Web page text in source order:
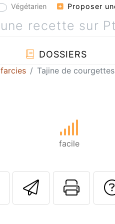
Végétarien Proposer
DOSSIERS
Tajine de
facile
Envoyer